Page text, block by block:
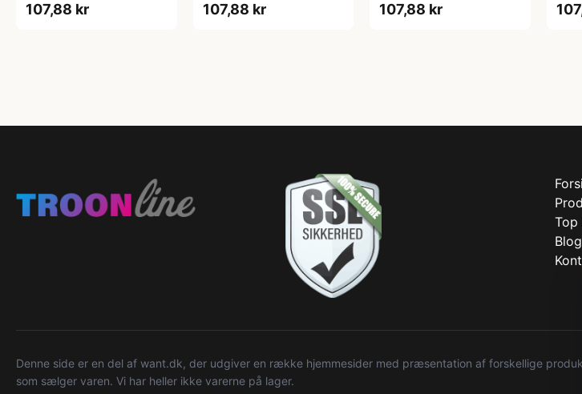
107,88 kr 107,88 kr 107,88 kr
Top
Blog
Denne side er en del af want.dk, der udgiver en række hjemmesider med præsentation af forskellige
som sælger varen. Vi har heller ikke varerne på lager.